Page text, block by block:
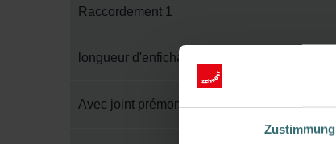
Zustimmung
Raccordement 1
longueur d'enfichage
Avec joint prémonté